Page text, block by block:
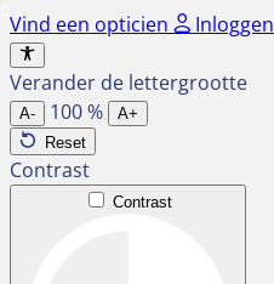
Ga
naar
de
inhoud
Vind een opticien Inloggen
Verander de lettergrootte
A- 100%
A+
Reset
Contrast
Contrast